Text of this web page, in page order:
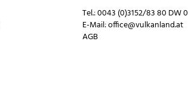
Tel.:0043 (0)3152/83 80 DW 0
E-Mail:office@vulkanland.at
AGB